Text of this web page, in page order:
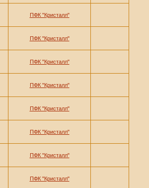
ПФК "Кристалл"
ПФК "Кристалл"
ПФК "Кристалл"
ПФК "Кристалл"
ПФК "Кристалл"
ПФК "Кристалл"
ПФК "Кристалл"
ПФК "Кристалл"